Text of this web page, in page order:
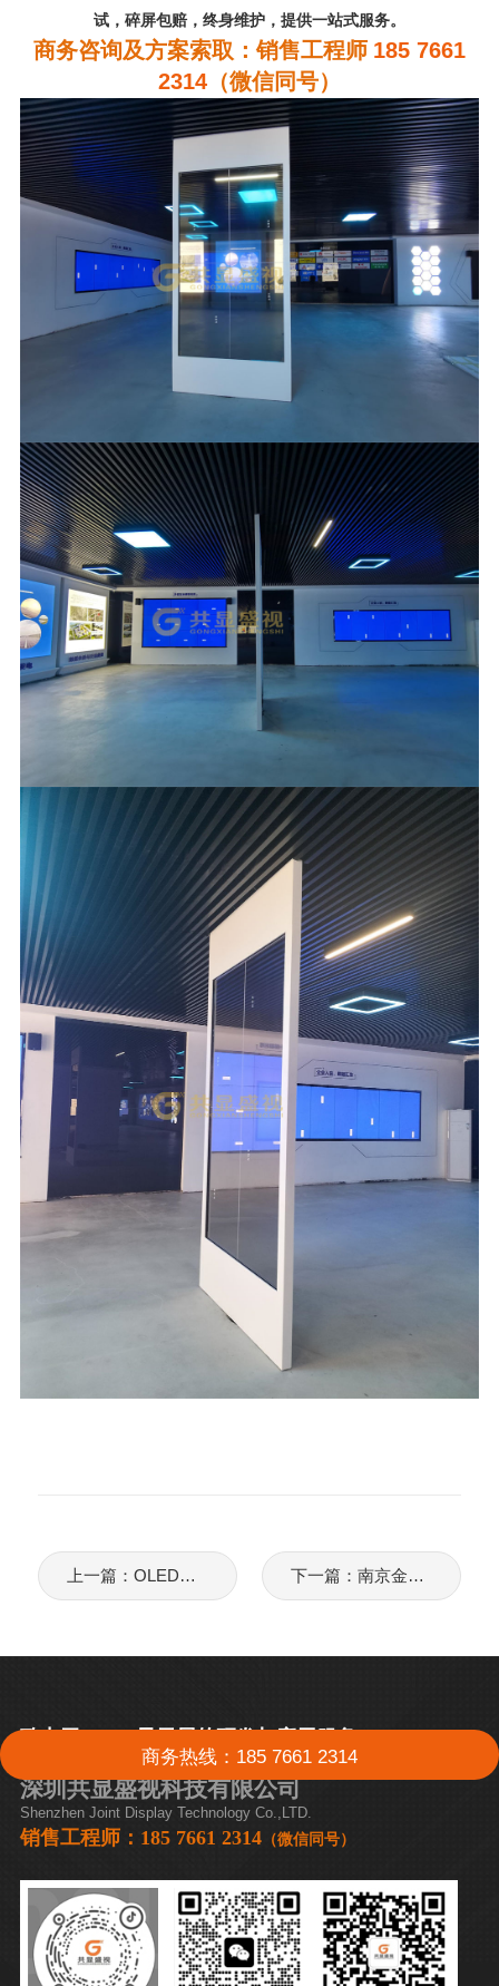
试，碎屏包赔，终身维护，提供一站式服务。
商务咨询及方案索取：销售工程师 185 7661
2314 （微信同号）
上一篇：OLED透明屏2x2拼接应用案例-雄安新区科创中心中试基地 下一篇：南京金鹰茅台馆OLED透明屏应用案例
致力于OLED显示屏的研发与应用服务
深圳共显盛视科技有限公司
Shenzhen Joint Display Technology Co.,LTD.
销售工程师：185 7661 2314（微信同号）
商务热线：185 7661 2314